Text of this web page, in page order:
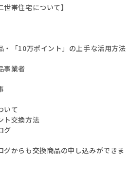
帯住宅について】
・「10万ポイント」の上手な活用方法
事業者
いて
ト交換方法
グ
からも交換商品の申し込みができま